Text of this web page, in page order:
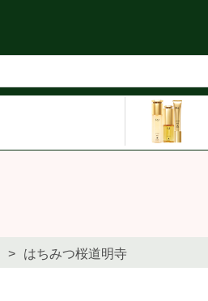
はちみつ桜道明寺